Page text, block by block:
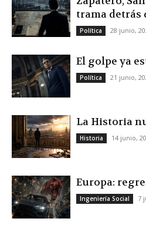
trama detrás
Política 28 junio,
El golpe ya
Política 21 junio,
La Historia
Historia 14 junio,
Europa:
Ingeniería Social 7